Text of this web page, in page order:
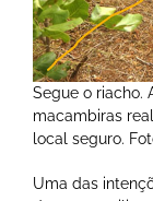
Segue o riacho.
macambiras
local seguro.
Uma das